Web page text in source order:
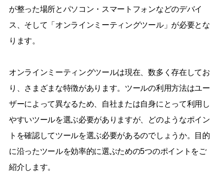
が整った場所とパソコン・スマートフォンなどのデバイ
ス、そして「オンラインミーティングツール」が必要とな
ります。
オンラインミーティングツールは現在、数多く存在してお
り、さまざまな特徴があります。ツールの利用方法はユー
ザーによって異なるため、自社または自身にとって利用し
やすいツールを選ぶ必要がありますが、どのようなポイン
トを確認してツールを選ぶ必要があるのでしょうか。目的
に沿ったツールを効率的に選ぶための5つのポイントをご
紹介します。